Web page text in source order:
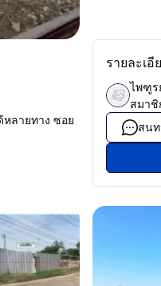
ลายทาง ซอย
รายละเอี
ไพฑูร
สมาชิ
สน